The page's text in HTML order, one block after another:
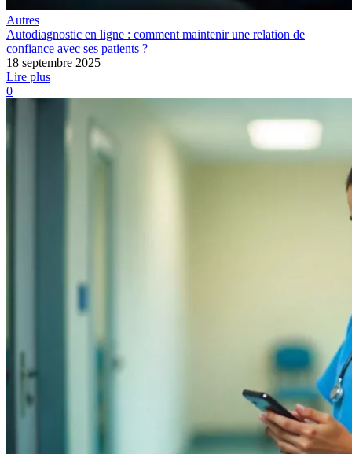
Autres
Autodiagnostic en ligne : comment maintenir une relation de
confiance avec ses patients ?
18 septembre 2025
Lire plus
0